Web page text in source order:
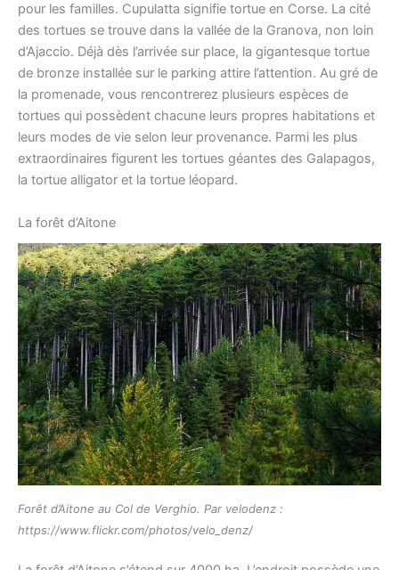
pour les familles. Cupulatta signifie tortue en Corse. La cité
des tortues se trouve dans la vallée de la Granova, non loin
d’Ajaccio. Déjà dès l’arrivée sur place, la gigantesque tortue
de bronze installée sur le parking attire l’attention. Au gré de
la promenade, vous rencontrerez plusieurs espèces de
tortues qui possèdent chacune leurs propres habitations et
leurs modes de vie selon leur provenance. Parmi les plus
extraordinaires figurent les tortues géantes des Galapagos,
la tortue alligator et la tortue léopard.
La forêt d’Aitone
Forêt d’Aitone au Col de Verghio. Par velodenz :
https://www.flickr.com/photos/velo_denz/